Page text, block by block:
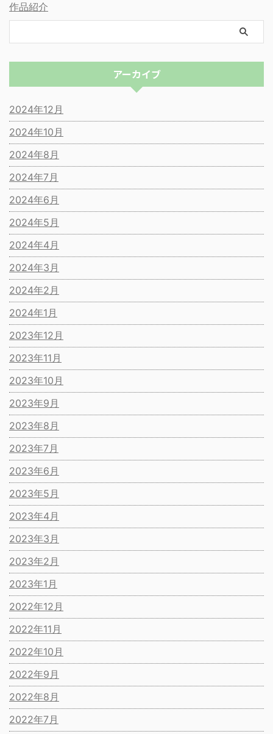
作品紹介
アーカイブ
2024年12月
2024年10月
2024年8月
2024年7月
2024年6月
2024年5月
2024年4月
2024年3月
2024年2月
2024年1月
2023年12月
2023年11月
2023年10月
2023年9月
2023年8月
2023年7月
2023年6月
2023年5月
2023年4月
2023年3月
2023年2月
2023年1月
2022年12月
2022年11月
2022年10月
2022年9月
2022年8月
2022年7月